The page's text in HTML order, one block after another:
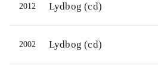
2012 Lydbog (cd)
2002 Lydbog (cd)